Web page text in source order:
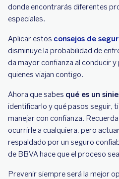
donde encontrarás diferentes
especiales.
Aplicar estos consejos de
disminuye la probabilidad de
da mayor confianza al conducir
quienes viajan contigo.
Ahora que sabes qué es un
identificarlo y qué pasos seguir,
manejar con confianza.
ocurrirle a cualquiera, pero
respaldado por un seguro
de BBVA hace que el proceso
Prevenir siempre será la mejor